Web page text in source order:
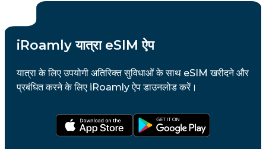
iRoamly यात्रा eSIM ऐप
यात्रा के लिए उपयोगी अतिरिक्त सुविधाओं के साथ eSIM खरीदने और
प्रबंधित करने के लिए iRoamly ऐप डाउनलोड करें।